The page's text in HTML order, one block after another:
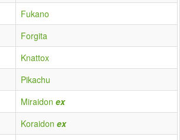
Fukano
Forgita
Knattox
Pikachu
Miraidon ex
Koraidon ex